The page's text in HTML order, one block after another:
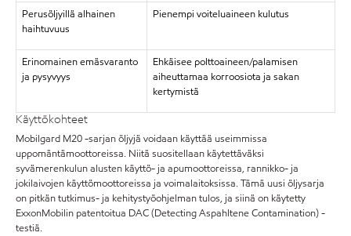
Perusöljyillä alhainen
haihtuvuus
Pienempi voiteluaineen kulutus
Erinomainen emäsvaranto
ja pysyvyys
Ehkäisee polttoaineen/palamisen
aiheuttamaa korroosiota ja sakan
kertymistä
Käyttökohteet
Mobilgard M20 -sarjan öljyjä voidaan käyttää useimmissa
uppomäntämoottoreissa. Niitä suositellaan käytettäväksi
syvämerenkulun alusten käyttö- ja apumoottoreissa, rannikko- ja
jokilaivojen käyttömoottoreissa ja voimalaitoksissa. Tämä uusi öljysarja
on pitkän tutkimus- ja kehitystyöohjelman tulos, ja siinä on käytetty
ExxonMobilin patentoitua DAC (Detecting Aspahltene Contamination) -
testiä.